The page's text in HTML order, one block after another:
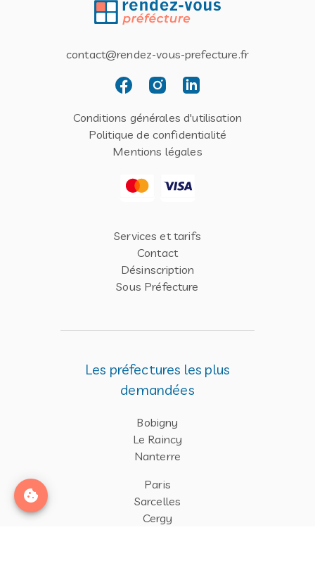
contact@rendez-vous-prefecture.fr
Conditions générales d'utilisation
Politique de confidentialité
Mentions légales
Services et tarifs
Contact
Désinscription
Sous Préfecture
Les préfectures les plus
demandées
Bobigny
Le Raincy
Nanterre
Paris
Sarcelles
Cergy